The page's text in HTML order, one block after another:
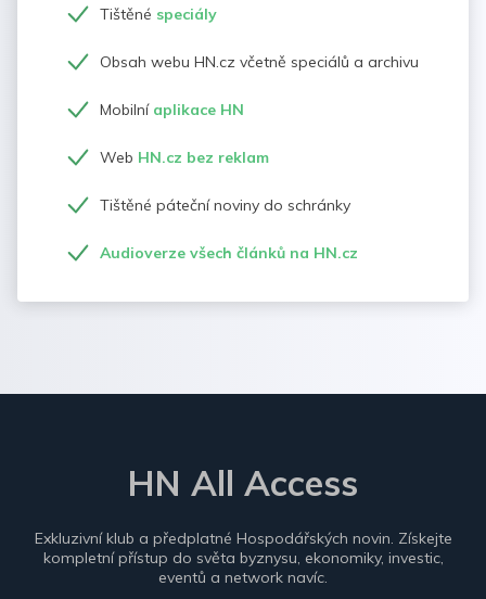
Tištěné speciály
Obsah webu HN.cz včetně speciálů a archivu
Mobilní aplikace HN
Web HN.cz bez reklam
Tištěné páteční noviny do schránky
Audioverze všech článků na HN.cz
HN All Access
Exkluzivní klub a předplatné Hospodářských novin. Získejte
kompletní přístup do světa byznysu, ekonomiky, investic,
eventů a network navíc.